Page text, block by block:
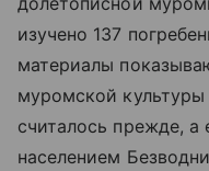
изучено 137
материалы
муромской
считалось прежде, а
населением